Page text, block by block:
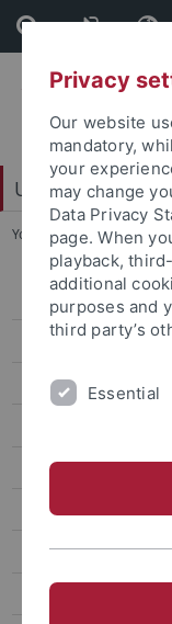
Skip
to
content
Skip
to
footer
You are here:
Bereichsbibliothek
Dokumentlieferung
E-Learning
E-Medien
E-Publikationen
Erwerbung
Privacy
Our website
mandatory,
your
may change
Data Privacy
page. When
playback,
additional
purposes and
third party’s
Essential